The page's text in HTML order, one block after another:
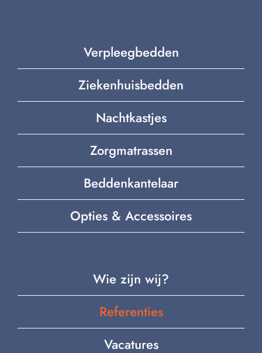
Verpleegbedden
Ziekenhuisbedden
Nachtkastjes
Zorgmatrassen
Beddenkantelaar
Opties & Accessoires
Wie zijn wij?
Referenties
Vacatures